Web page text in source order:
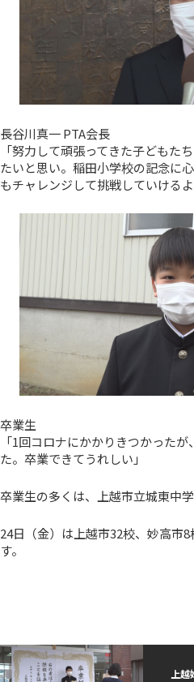
長谷川真一 PTA会長
「努力して頑張ってきた子どもた
たいと思い。稲田小学校の記念に
もチャレンジして挑戦していける
卒業生
「1回コロナにかかりきつかった
た。卒業できてうれしい」
卒業生の多くは、上越市立城東中学
24日（金）は上越市32校、妙高市
す。
上